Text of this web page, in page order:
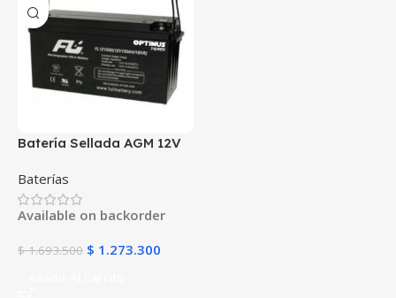
Batería Sellada AGM 12V
FL121500GS | 10 Años |
Ultra Capacidad | UPS y
Respaldo
Baterías
Available on backorder
$1.693.500 $ 1.273.300